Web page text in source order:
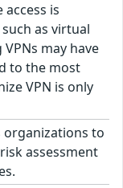
is
as virtual
may have
to the most
VPN is only
organizations to
assessment